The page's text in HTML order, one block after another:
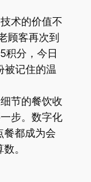
术的价值不
顾客再次到
积分，今日
被记住的温
节的餐饮收
步。数字化
餐都成为会
。